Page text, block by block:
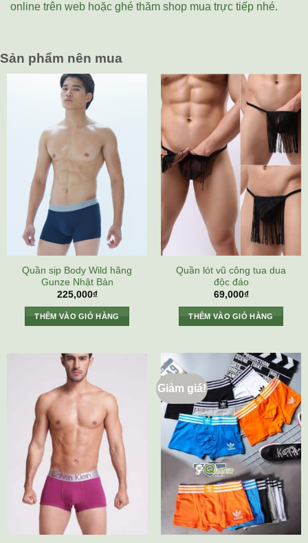
online trên web hoặc ghé thăm shop mua trực tiếp nhé.
Sản phẩm nên mua
Quần sịp Body Wild hãng
Gunze Nhật Bản
225,000₫
THÊM VÀO GIỎ HÀNG
Quần lót vũ công tua dua
độc đáo
69,000₫
THÊM VÀO GIỎ HÀNG
Giảm giá!